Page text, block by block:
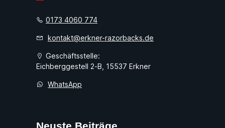
0173 4060 774
kontakt@erkner-razorbacks.de
Geschäftsstelle:
Eichberggestell 2-B, 15537 Erkner
WhatsApp